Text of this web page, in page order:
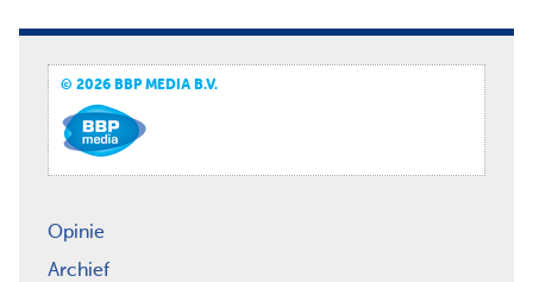
© 2026 BBP MEDIA B.V.
Opinie
Archief